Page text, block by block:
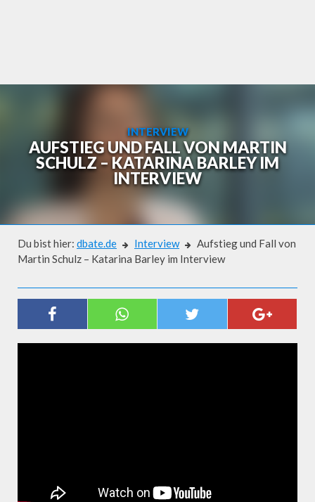
INTERVIEW
AUFSTIEG UND FALL VON MARTIN
SCHULZ – KATARINA BARLEY IM
INTERVIEW
Du bist hier: dbate.de Interview
Aufstieg und Fall von
Martin Schulz – Katarina Barley im Interview
AUFSTIEG UND FALL VON MARTIN
SCHULZ – KATARINA BARLEY IM
INTERVIEW